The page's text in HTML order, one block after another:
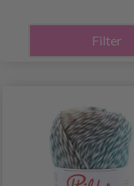
Filter